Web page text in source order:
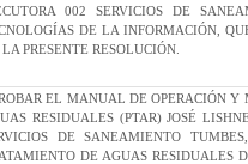
002 SERVICIOS DE
DE LA INFORMACIÓN,
PRESENTE RESOLUCIÓN.
EL MANUAL DE OPERACIÓN
RESIDUALES (PTAR) JOSÉ
DE SANEAMIENTO
DE AGUAS RESIDUALES